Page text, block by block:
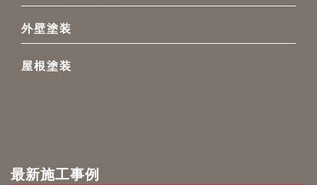
外壁塗装
屋根塗装
最新施工事例